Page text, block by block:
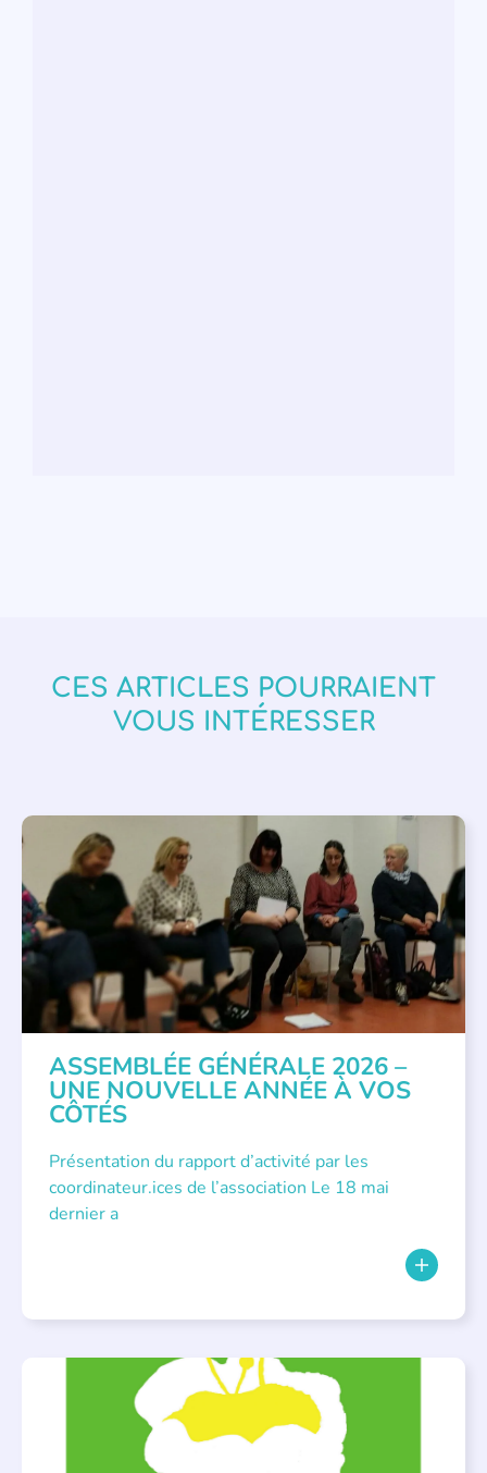
CES ARTICLES POURRAIENT
VOUS INTÉRESSER
APPEL À SOUTIEN , VIE DE L'ASSOCIATION
ASSEMBLÉE GÉNÉRALE 2026 –
UNE NOUVELLE ANNÉE À VOS
CÔTÉS
Présentation du rapport d’activité par les
coordinateur.ices de l’association Le 18 mai
dernier a
BIBLIOTHÈQUES ÉVÉNEMENTS , LECTURE INDIVIDUALISÉE
LITTÉRATURE JEUNESSE